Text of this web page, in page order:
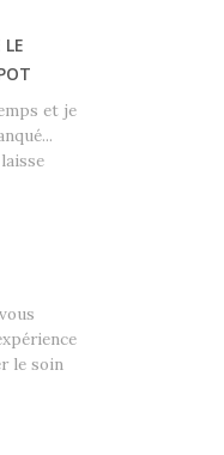
LE
et je
le soin